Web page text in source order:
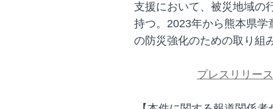
支援において、被災地域の
持つ。2023年から熊本県
の防災強化のための取り組
プレスリリー